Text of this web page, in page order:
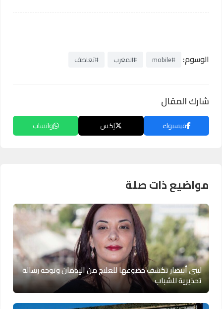
الوسوم: #mobile #المغرب #تعاطف
شارك المقال
فيسبوك إكس واتساب
مواضيع ذات صلة
لبنى أبيضار تكشف خضوعها للعلاج من الإدمان وتوجه رسالة
تحذيرية للشباب